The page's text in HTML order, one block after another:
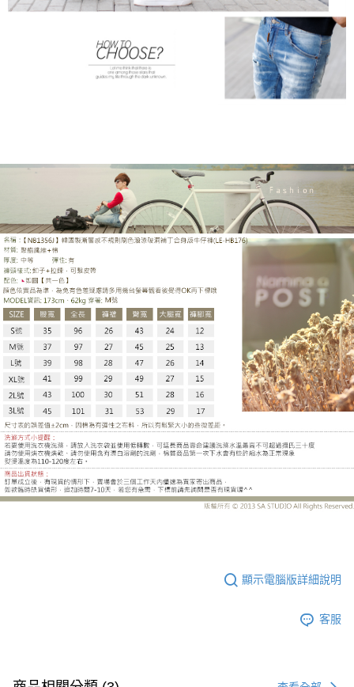
顯示電腦版詳細說明
客服